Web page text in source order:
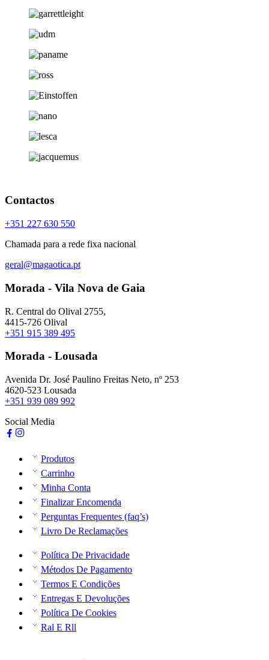
Contactos
+351 227 630 550
Chamada para a rede fixa nacional
geral@magaotica.pt
Morada - Vila Nova de Gaia
R. Central do Olival 2755,
4415-726 Olival
+351 915 389 495
Morada - Lousada
Avenida Dr. José Paulino Freitas Neto, nº 253
4620-523 Lousada
+351 939 089 992
Social Media
Produtos
Carrinho
Minha Conta
Finalizar Encomenda
Perguntas Frequentes (faq’s)
Livro De Reclamações
Política De Privacidade
Métodos De Pagamento
Termos E Condições
Entregas E Devoluções
Política De Cookies
Ral E Rll